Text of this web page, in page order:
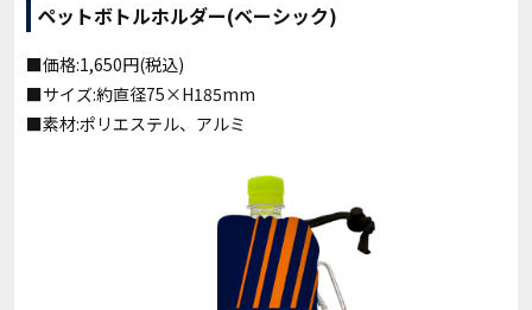
ペットボトルホルダー(ベーシック)
■価格:1,650円(税込)
■サイズ:約直径75×H185mm
■素材:ポリエステル、アルミ